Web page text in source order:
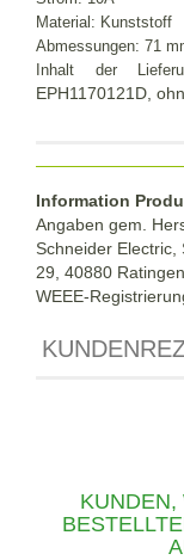
Material: Kunststoff
Abmessungen: 71
Inhalt der
EPH1170121D,
Information
Angaben gem.
Schneider Electric,
29, 40880
WEEE-
KUNDEN,